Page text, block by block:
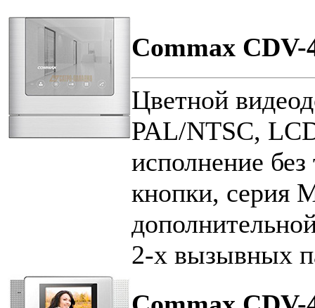
Commax
Цветной
PAL/NTSC,
исполнение
кнопки, серия
2-х вызывных